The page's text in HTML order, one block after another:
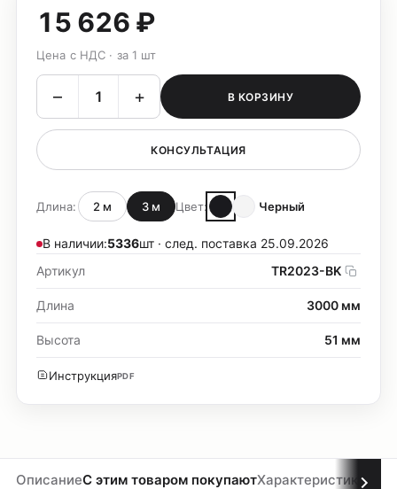
15 626 ₽
Цена с НДС · за 1 шт
– + В КОРЗИНУ
КОНСУЛЬТАЦИЯ
Длина: 2 м 3 м Цвет: Черный
В наличии:5336шт · след. поставка 25.09.2026
Артикул
TR2023-BK
Длина 3000 мм
Высота 51 мм
ИнструкцияPDF
ОписаниеС этим товаром покупаютХарактеристики